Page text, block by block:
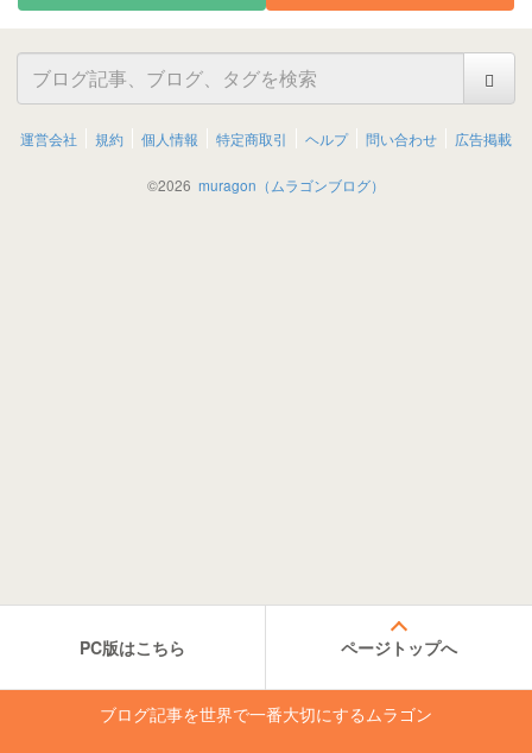
運営会社 規約 個人情報 特定商取引 ヘルプ 問い合わせ 広告掲載
©2026 muragon（ムラゴンブログ）
PC版はこちら ページトップへ
ブログ記事を世界で一番大切にするムラゴン